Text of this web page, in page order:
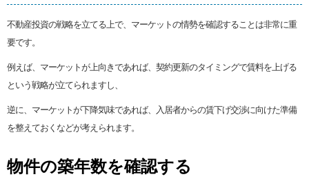
不動産投資の戦略を立てる上で、マーケットの情勢を確認することは非常に重
要です。
例えば、マーケットが上向きであれば、契約更新のタイミングで賃料を上げる
という戦略が立てられますし、
逆に、マーケットが下降気味であれば、入居者からの賃下げ交渉に向けた準備
を整えておくなどが考えられます。
物件の築年数を確認する